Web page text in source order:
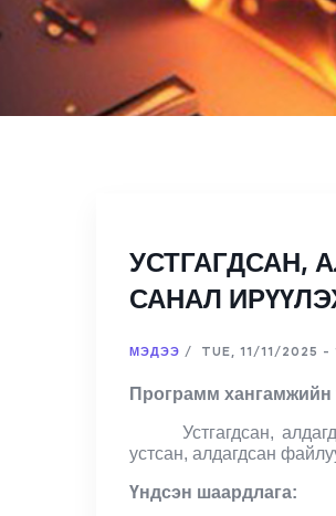
УСТГАГДСАН,
САНАЛ
МЭДЭЭ / TUE, 11/11/2025 -
Программ хангамжийн
Устгагдсан,
устсан, алдагдсан
Үндсэн шаардлага: